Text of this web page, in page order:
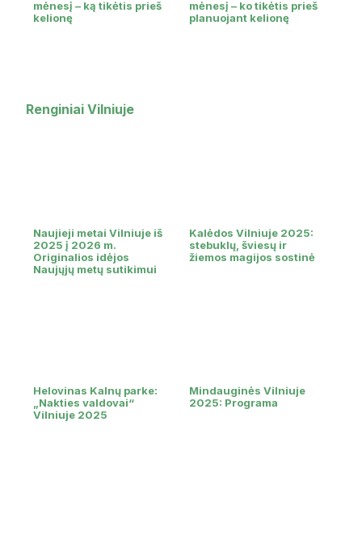
mėnesį – ką tikėtis prieš
kelionę
mėnesį – ko tikėtis prieš
planuojant kelionę
Renginiai Vilniuje
Naujieji metai Vilniuje iš
2025 į 2026 m.
Originalios idėjos
Naujųjų metų sutikimui
Kalėdos Vilniuje 2025:
stebuklų, šviesų ir
žiemos magijos sostinė
Helovinas Kalnų parke:
„Nakties valdovai“
Vilniuje 2025
Mindauginės Vilniuje
2025: Programa